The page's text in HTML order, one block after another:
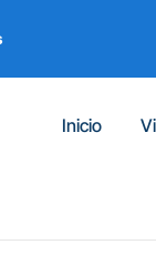
Inicio